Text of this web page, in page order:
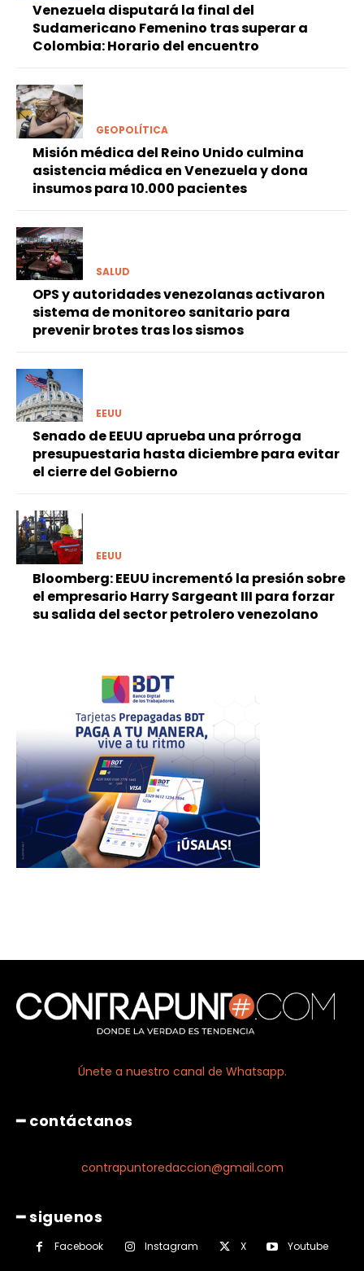
Venezuela disputará la final del
Sudamericano Femenino tras superar a
Colombia: Horario del encuentro
GEOPOLÍTICA
Misión médica del Reino Unido culmina
asistencia médica en Venezuela y dona
insumos para 10.000 pacientes
SALUD
OPS y autoridades venezolanas activaron
sistema de monitoreo sanitario para
prevenir brotes tras los sismos
EEUU
Senado de EEUU aprueba una prórroga
presupuestaria hasta diciembre para evitar
el cierre del Gobierno
EEUU
Bloomberg: EEUU incrementó la presión sobre
el empresario Harry Sargeant III para forzar
su salida del sector petrolero venezolano
Únete a nuestro canal de Whatsapp.
━ contáctanos
contrapuntoredaccion@gmail.com
━ siguenos
Facebook Instagram X Youtube